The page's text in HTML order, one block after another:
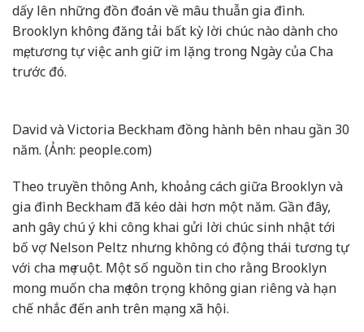
dấy lên những đồn đoán về mâu thuẫn gia đình.
Brooklyn không đăng tải bất kỳ lời chúc nào dành cho
mẹ, tương tự việc anh giữ im lặng trong Ngày của Cha
trước đó.
David và Victoria Beckham đồng hành bên nhau gần 30
năm. (Ảnh: people.com)
Theo truyền thông Anh, khoảng cách giữa Brooklyn và
gia đình Beckham đã kéo dài hơn một năm. Gần đây,
anh gây chú ý khi công khai gửi lời chúc sinh nhật tới
bố vợ Nelson Peltz nhưng không có động thái tương tự
với cha mẹ ruột. Một số nguồn tin cho rằng Brooklyn
mong muốn cha mẹ tôn trọng không gian riêng và hạn
chế nhắc đến anh trên mạng xã hội.